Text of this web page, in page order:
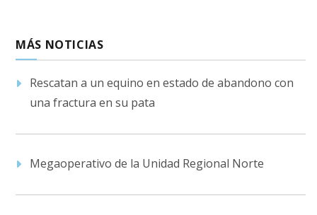
MÁS NOTICIAS
Rescatan a un equino en estado de abandono con
una fractura en su pata
Megaoperativo de la Unidad Regional Norte